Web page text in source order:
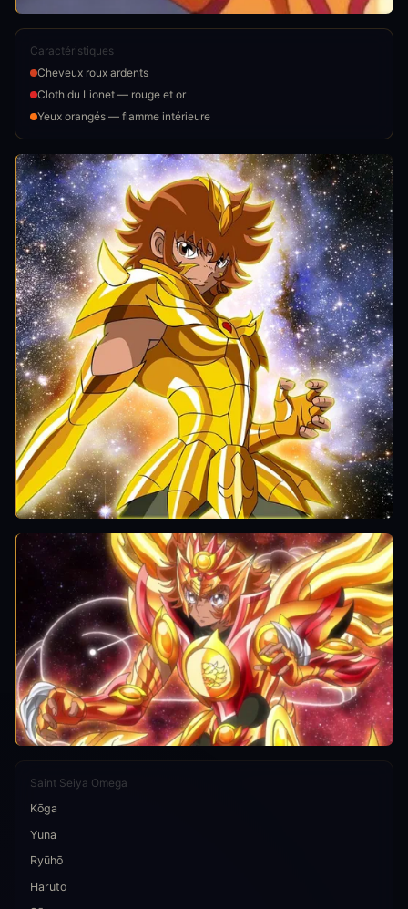
Caractéristiques
Cheveux roux ardents
Cloth du Lionet — rouge et or
Yeux orangés — flamme intérieure
Saint Seiya Omega
Kōga
Yuna
Ryūhō
Haruto